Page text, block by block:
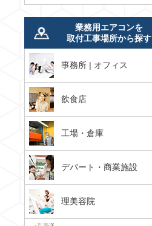
業務用エアコンを
取付工事場所から探す
事務所 | オフィス
飲食店
工場・倉庫
デパート・商業施設
理美容院